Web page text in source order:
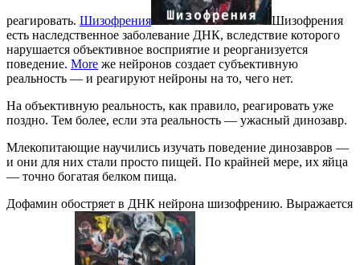
реагировать. Шизофрения
Шизофрения
есть наследственное заболевание ДНК, вследствие которого
нарушается объективное восприятие и реорганизуется
поведение. More же нейронов создает субъективную
реальность — и реагируют нейроны на то, чего нет.
На объективную реальность, как правило, реагировать уже
поздно. Тем более, если эта реальность — ужасный динозавр.
Млекопитающие научились изучать поведение динозавров —
и они для них стали просто пищей. По крайней мере, их яйца
— точно богатая белком пища.
Дофамин обостряет в ДНК нейрона шизофрению. Выражается